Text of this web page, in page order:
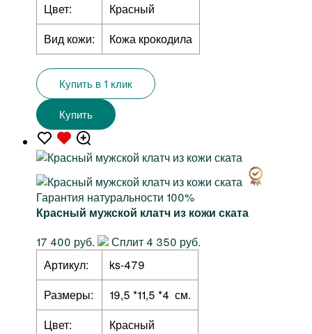
Цвет:
Красный
Вид кожи:
Кожа крокодила
Купить в 1 клик
Купить
Гарантия натуральности 100%
Красный мужской клатч из кожи ската
17 400 руб.
Сплит 4 350 руб.
Артикул:
ks-479
Размеры:
19,5 *11,5 *4 см.
Цвет:
Красный